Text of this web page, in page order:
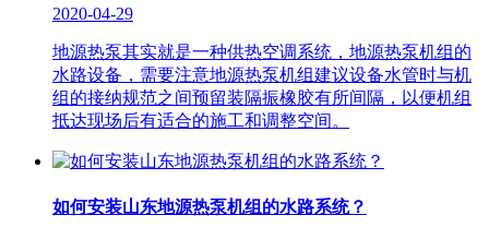
2020-04-29
地源热泵其实就是一种供热空调系统，地源热泵机组的
水路设备，需要注意地源热泵机组建议设备水管时与机
组的接纳规范之间预留装隔振橡胶有所间隔，以便机组
抵达现场后有适合的施工和调整空间。
如何安装山东地源热泵机组的水路系统？